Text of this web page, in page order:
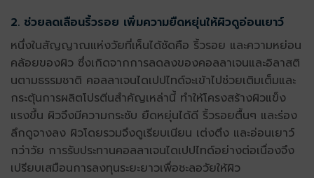
2. ช่วยลดเลือนริ้วรอย เพิ่มความยืดหยุ่นให้ผิวดูอ่อนเยาว์
หนึ่งในสัญญาณแห่งวัยที่เห็นได้ชัดคือ ริ้วรอย และความหย่อน
คล้อยของผิว ซึ่งเกิดจากการลดลงของคอลลาเจนและอิลาสติ
นตามธรรมชาติ คอลลาเจนไดเปปไทด์จะเข้าไปช่วยเติมเต็มและ
กระตุ้นการผลิตโปรตีนสำคัญเหล่านี้ ทำให้โครงสร้างผิวแข็ง
แรงขึ้น ผิวจึงมีความกระชับ ยืดหยุ่นได้ดี ริ้วรอยตื้นๆ และร่อง
ลึกดูจางลง ผิวโดยรวมจึงดูเรียบเนียน เต่งตึง และอ่อนเยาว์
กว่าวัย การรับประทานคอลลาเจนไดเปปไทด์อย่างต่อเนื่องจึง
เปรียบเสมือนการลงทุนระยะยาวเพื่อชะลอวัยให้ผิว